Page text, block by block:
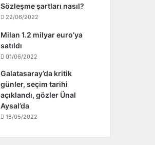
Sözleşme şartları nasıl?
22/06/2022
Milan 1.2 milyar euro’ya
satıldı
01/06/2022
Galatasaray’da kritik
günler, seçim tarihi
açıklandı, gözler Ünal
Aysal’da
18/05/2022